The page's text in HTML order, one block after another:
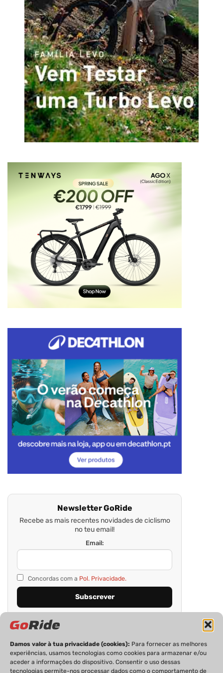
Damos valor à tua privacidade (cookies): Para fornecer as melhores
experiências, usamos tecnologias como cookies para armazenar e/ou
aceder a informações do dispositivo. Consentir o uso dessas
tecnologias permite-nos processar dados como o comportamento de
Newsletter GoRide
Recebe as mais recentes novidades de ciclismo
no teu email!
Email:
Concordas com a Pol. Privacidade.